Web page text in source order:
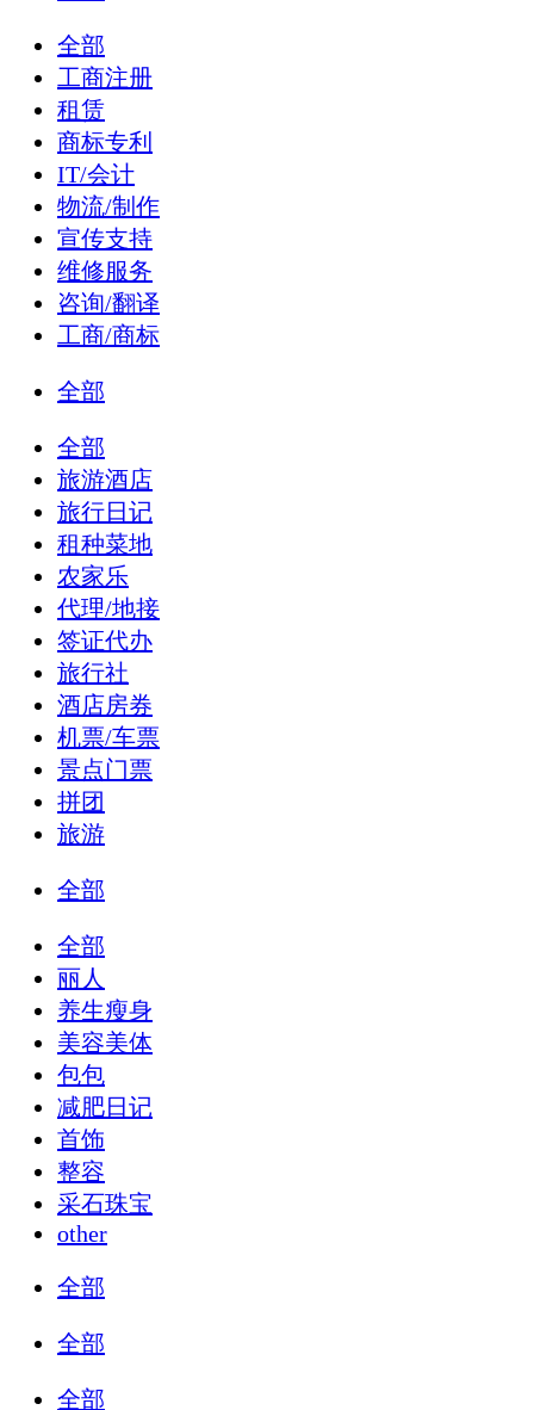
全部
工商注册
租赁
商标专利
IT/会计
物流/制作
宣传支持
维修服务
咨询/翻译
工商/商标
全部
全部
旅游酒店
旅行日记
租种菜地
农家乐
代理/地接
签证代办
旅行社
酒店房券
机票/车票
景点门票
拼团
旅游
全部
全部
丽人
养生瘦身
美容美体
包包
减肥日记
首饰
整容
采石珠宝
other
全部
全部
全部